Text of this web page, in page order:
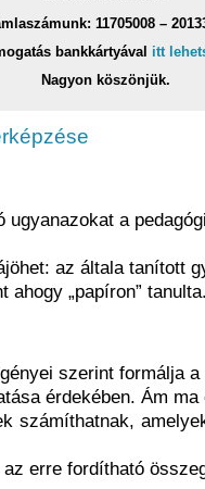
11705008 –
bankkártyával itt
Nagyon köszönjük.
ugyanazokat a
az általa tanított
„papíron”
szerint formálja a
érdekében. Ám ma
számíthatnak,
erre fordítható